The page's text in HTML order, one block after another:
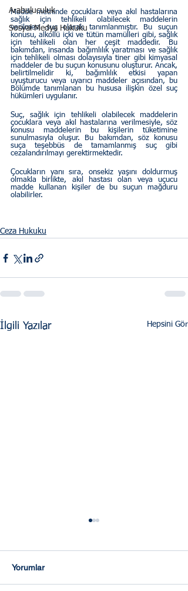
Arabuluculuk
Sosyal Medya Hukuku
Madde metninde çocuklara veya akıl hastalarına
sağlık için tehlikeli olabilecek maddelerin
verilmesi suç olarak tanımlanmıştır. Bu suçun
konusu, alkollü içki ve tütün mamülleri gibi, sağlık
için tehlikeli olan her çeşit maddedir. Bu
bakımdan, insanda bağımlılık yaratması ve sağlık
için tehlikeli olması dolayısıyla tiner gibi kimyasal
maddeler de bu suçun konusunu oluşturur. Ancak,
belirtilmelidir ki, bağımlılık etkisi yapan
uyuşturucu veya uyarıcı maddeler açısından, bu
Bölümde tanımlanan bu hususa ilişkin özel suç
hükümleri uygulanır.
Suç, sağlık için tehlikeli olabilecek maddelerin
çocuklara veya akıl hastalarına verilmesiyle, söz
konusu maddelerin bu kişilerin tüketimine
sunulmasıyla oluşur. Bu bakımdan, söz konusu
suça teşebbüs de tamamlanmış suç gibi
cezalandırılmayı gerektirmektedir.
Çocukların yanı sıra, onsekiz yaşını doldurmuş
olmakla birlikte, akıl hastası olan veya uçucu
madde kullanan kişiler de bu suçun mağduru
olabilirler.
Ceza Hukuku
İlgili Yazılar Hepsini Gör
Yorumlar